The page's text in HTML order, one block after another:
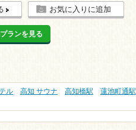
お気に入りに追加
ランを見る
ル 高知 サウナ 高知橋駅 蓮池町通駅